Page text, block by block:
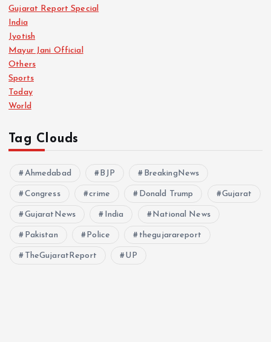
Gujarat Report Special
India
Jyotish
Mayur Jani Official
Others
Sports
Today
World
Tag Clouds
Ahmedabad BJP BreakingNews
Congress crime Donald Trump Gujarat
GujaratNews India National News
Pakistan Police thegujarareport
TheGujaratReport UP